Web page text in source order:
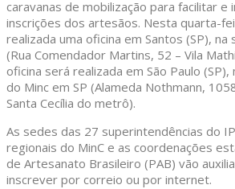
caravanas de mobilização para facilitar e
inscrições dos artesãos. Nesta quarta-
realizada uma oficina em Santos (SP),
(Rua Comendador Martins, 52 – Vila
oficina será realizada em São Paulo (SP),
do Minc em SP (Alameda Nothmann,
Santa Cecília do metrô).
As sedes das 27 superintendências do
regionais do MinC e as coordenações
de Artesanato Brasileiro (PAB) vão
inscrever por correio ou por internet.